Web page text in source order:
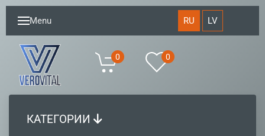
Menu RU LV
0 0
КАТЕГОРИИ